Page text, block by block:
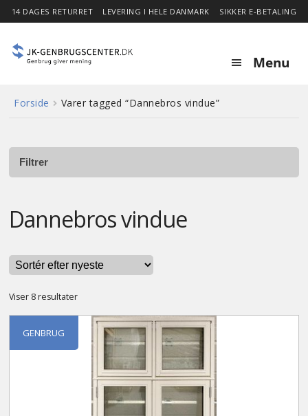
14 DAGES RETURRET LEVERING I HELE DANMARK SIKKER E-BETALING
Menu
Forside
Shop
menu
Kontakt
Forside Varer tagged “Dannebros vindue”
Filtrer
Dannebros vindue
Viser 8 resultaterSorteret
seneste
GENBRUG